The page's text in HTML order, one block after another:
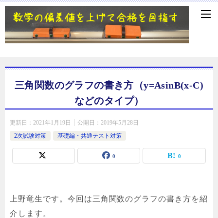
三角関数のグラフの書き方（y=AsinB(x-C)
などのタイプ）
更新日： 2021年1月19日 公開日： 2019年5月28日
2次試験対策
基礎編・共通テスト対策
0 0
上野竜生です。今回は三角関数のグラフの書き方を紹
介します。